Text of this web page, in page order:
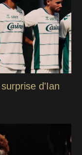
d'Ian